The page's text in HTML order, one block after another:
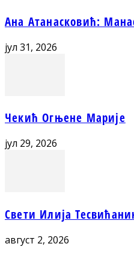
Ана Атанасковић:
јул 31, 2026
Чекић Огњене Марије
јул 29, 2026
Свети Илија
август 2, 2026